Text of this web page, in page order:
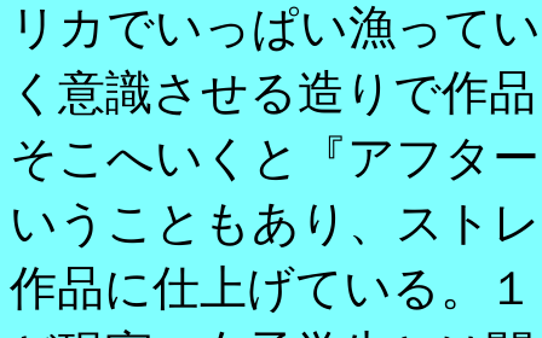
リカでいっぱい漁って
く意識させる造りで作
そこへいくと『アフタ
いうこともあり、スト
作品に仕上げている。